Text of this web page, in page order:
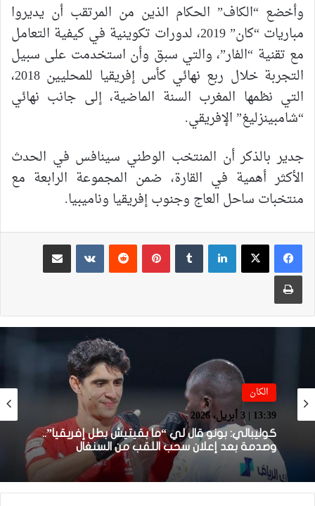
وأخضع “الكاف” الحكام الذين من المرتقب أن يديروا
مباريات “كان” 2019، لدورات تكوينية في كيفية التعامل
مع تقنية “الفار”، والتي سبق وأن استخدمت على سبيل
التجربة خلال ربع نهائي كأس إفريقيا للمحليين 2018،
التي نظمها المغرب السنة الماضية، إلى جانب نهائي
“شامبينزليغ” الإفريقي.
جدير بالذكر أن المنتخب الوطني سينافس في الحدث
الأكثر أهمية في القارة، ضمن المجموعة الرابعة مع
منتخبات ساحل العاج وجنوب إفريقيا وناميبيا.
لينكدإن بينتيريست
مشاركة عبر البريد
طباعة
الكان
13:39 | 3 أبريل، 2026
كوليبالي: بونو قال لي “ما بقيتيش بطل إفريقيا”..
الكان
16:57 | 2 أبريل، 2026
لقجع: ملف المغرب أمام الطاس محسوم ولدينا
أدلة موثقة وقوية